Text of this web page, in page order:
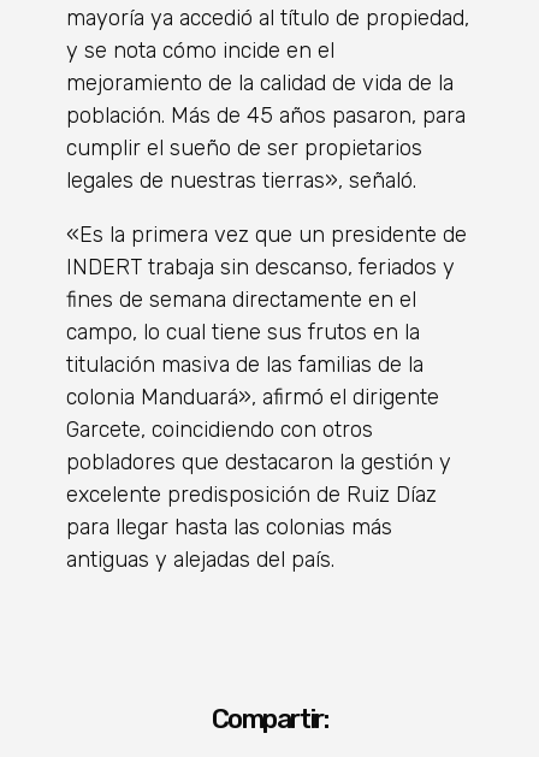
mayoría ya accedió al título de propiedad,
y se nota cómo incide en el
mejoramiento de la calidad de vida de la
población. Más de 45 años pasaron, para
cumplir el sueño de ser propietarios
legales de nuestras tierras», señaló.
«Es la primera vez que un presidente de
INDERT trabaja sin descanso, feriados y
fines de semana directamente en el
campo, lo cual tiene sus frutos en la
titulación masiva de las familias de la
colonia Manduará», afirmó el dirigente
Garcete, coincidiendo con otros
pobladores que destacaron la gestión y
excelente predisposición de Ruiz Díaz
para llegar hasta las colonias más
antiguas y alejadas del país.
Compartir: